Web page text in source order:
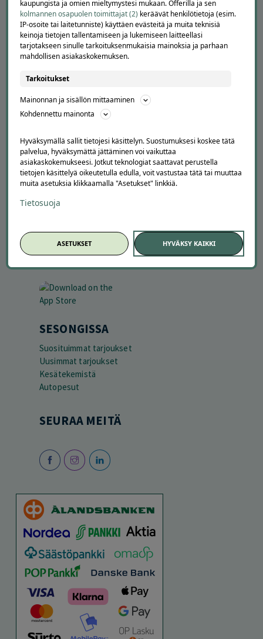
Suosittele Offerillaa
TUTUSTU MEIHIN
Tietoa meistä
Tilaa uutiskirje
Offerilla mediassa
Markkinoi Offerillassa
Vaikuttajayhteistyö
Partneriportaali
LATAA APPI
SESONGISSA
Suosituimmat tarjoukset
Uusimmat tarjoukset
Kesätekemistä
Autopesut
SEURAA MEITÄ
kaupungista ja omien mieltymystesi mukaan. Offerilla ja sen
kolmannen osapuolen toimittajat (2) keräävät henkilötietoja (esim.
IP-osoite tai laitetunniste) käyttäen evästeitä ja muita teknisiä
keinoja tietojen tallentamiseen ja lukemiseen laitteellasi
tarjotakseen sinulle tarkoituksenmukaisia mainoksia ja parhaan
mahdollisen asiakaskokemuksen.
Tarkoitukset
Mainonnan ja sisällön mittaaminen
Kohdennettu mainonta
Hyväksymällä sallit tietojesi käsittelyn. Suostumuksesi koskee tätä
palvelua, hyväksymättä jättäminen voi vaikuttaa
asiakaskokemukseesi. Jotkut teknologiat saattavat perustella
tietojen käsittelyä oikeutetulla edulla, voit vastustaa tätä tai muuttaa
muita asetuksia klikkaamalla "Asetukset" linkkiä.
Tietosuoja
ASETUKSET HYVÄKSY KAIKKI